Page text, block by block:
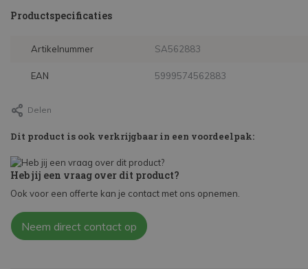
Productspecificaties
Artikelnummer SA562883
EAN 5999574562883
Delen
Dit product is ook verkrijgbaar in een voordeelpak:
Heb jij een vraag over dit product?
Ook voor een offerte kan je contact met ons opnemen.
Neem direct contact op